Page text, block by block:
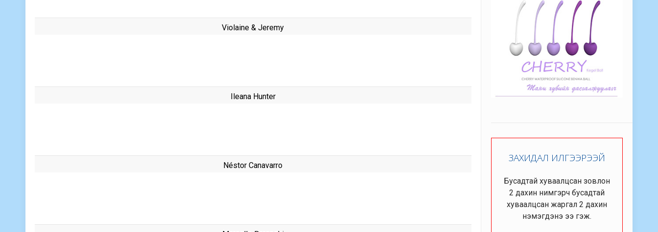
Violaine & Jeremy
Ileana Hunter
Néstor Canavarro
ЗАХИДАЛ ИЛГЭЭРЭЭЙ
Бусадтай хуваалцсан зовлон
2 дахин нимгэрч бусадтай
хуваалцсан жаргал 2 дахин
нэмэгдэнэ ээ гэж.